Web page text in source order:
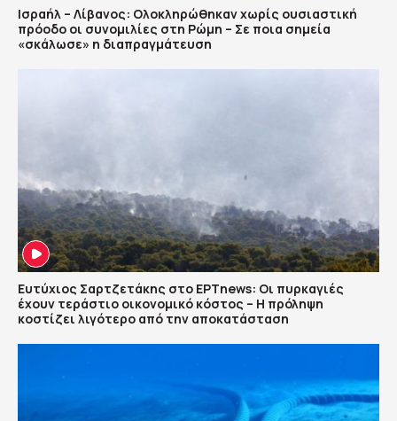
Ισραήλ – Λίβανος: Ολοκληρώθηκαν χωρίς ουσιαστική
πρόοδο οι συνομιλίες στη Ρώμη – Σε ποια σημεία
«σκάλωσε» η διαπραγμάτευση
Ευτύχιος Σαρτζετάκης στο ΕΡΤnews: Οι πυρκαγιές
έχουν τεράστιο οικονομικό κόστος – Η πρόληψη
κοστίζει λιγότερο από την αποκατάσταση